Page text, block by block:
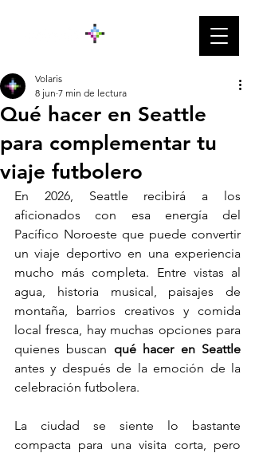
Qué hacer en Seattle
para complementar tu
viaje futbolero
Volaris
8 jun 7 min de lectura
En 2026, Seattle recibirá a los
aficionados con esa energía del
Pacífico Noroeste que puede convertir
un viaje deportivo en una experiencia
mucho más completa. Entre vistas al
agua, historia musical, paisajes de
montaña, barrios creativos y comida
local fresca, hay muchas opciones para
quienes buscan
antes y después de la emoción de la
celebración futbolera.
La ciudad se siente lo bastante
compacta para una visita corta, pero